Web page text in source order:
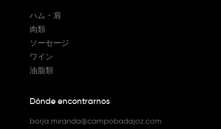
ハム・肩
肉類
ソーセージ
ワイン
油脂類
Dónde encontrarnos
borja.miranda@campobadajoz.com